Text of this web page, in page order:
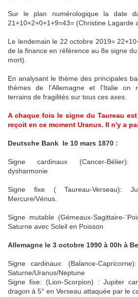
Sur le plan numérologique la date
21+10+2+0+1+9=43= (Christine Lagarde
Le lendemain le 22 octobre 2019=
de la finance en référence au 8e signe
mort).
En analysant le thème des principales
thèmes de l'Allemagne et l'Italie on
terrains de fragilités sur tous ces axes.
A chaque fois le signe du Taureau
reçoit en ce moment Uranus. Il n'y a
Deutsche Bank le 10 mars 1870 :
Signe cardinaux (Cancer-Bélier):
dysharmonie
Signe fixe ( Taureau-Verseau):
Mercure/Vénus.
Signe mutable (Gémeaux-Sagittaire-
Saturne avec Soleil en Poisson
Allemagne le 3 octobre 1990 à 00h à
Signe cardinaux: (Balance-
Saturne/Uranus/Neptune
Signe fixe: (Lion-Scorpion) : Jupiter
dragon à 5° en Verseau attaquée par le